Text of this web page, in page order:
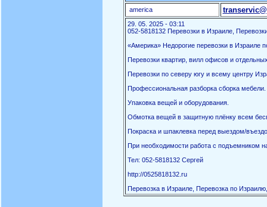
america
29. 05. 2025 - 03:11
052-5818132 Перевозки в Израиле,
«Америка» Недорогие перевозки в Израиле
Перевозки квартир, вилл офисов и
Перевозки по северу югу и всему центру
Профессиональная разборка сборка мебели.
Упаковка вещей и оборудования.
Обмотка вещей в защитную плёнку всем
Покраска и шпаклевка перед выездом/
При необходимости работа с подъемником
Тел: 052-5818132 Сергей
http://0525818132.ru
Перевозка в Израиле, Перевозка по